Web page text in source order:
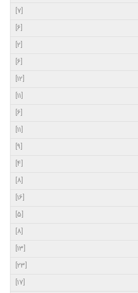
[7]
[6]
[2]
[6]
[12]
[11]
[6]
[11]
[9]
[4]
[8]
[16]
[5]
[8]
[13]
[23]
[17]